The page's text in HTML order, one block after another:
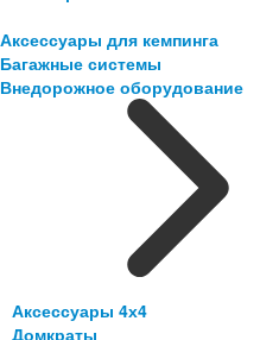
Аксессуары для кемпинга
Багажные системы
Внедорожное оборудование
Аксессуары 4х4
Домкраты